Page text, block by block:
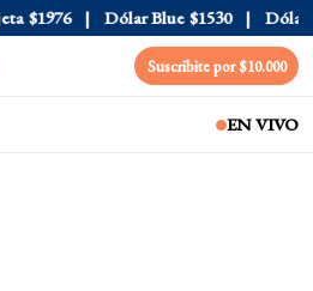
$1976 Dólar Blue $1530 Dólar
Suscribite por $10.000
EN VIVO